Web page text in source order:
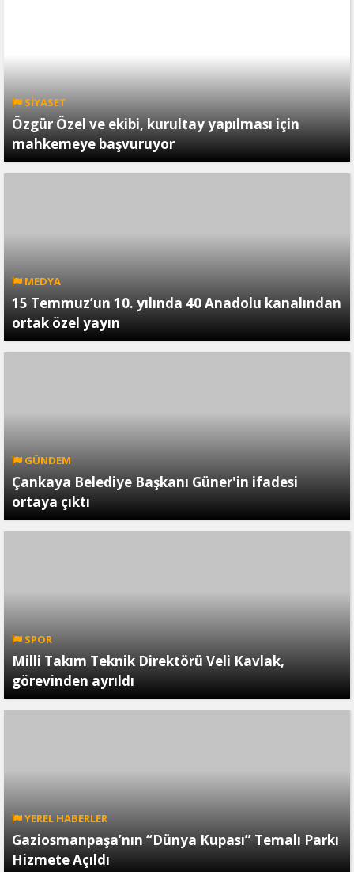
SİYASET
Özgür Özel ve ekibi, kurultay yapılması için
mahkemeye başvuruyor
MEDYA
15 Temmuz’un 10. yılında 40 Anadolu kanalından
ortak özel yayın
GÜNDEM
Çankaya Belediye Başkanı Güner'in ifadesi
ortaya çıktı
SPOR
Milli Takım Teknik Direktörü Veli Kavlak,
görevinden ayrıldı
YEREL HABERLER
Gaziosmanpaşa’nın “Dünya Kupası” Temalı Parkı
Hizmete Açıldı